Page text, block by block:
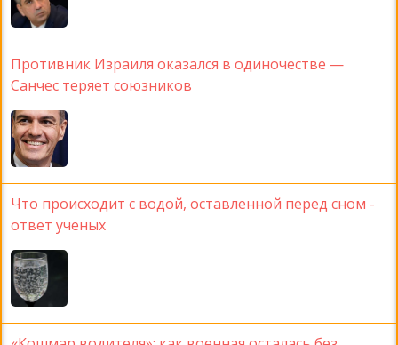
Противник Израиля оказался в одиночестве —
Санчес теряет союзников
Что происходит с водой, оставленной перед сном -
ответ ученых